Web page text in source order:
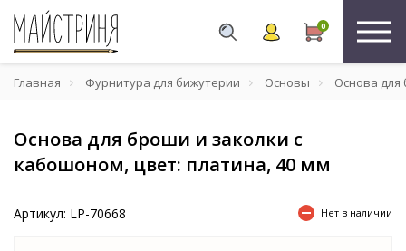
0
Главная Фурнитура для бижутерии Основы Основа для
Основа для броши и заколки с
кабошоном, цвет: платина, 40 мм
Артикул: LP-70668 Нет в наличии